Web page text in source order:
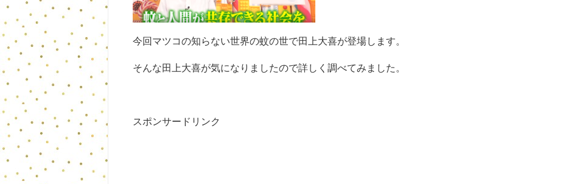
今回マツコの知らない世界の蚊の世で田上大喜が登場します。
そんな田上大喜が気になりましたので詳しく調べてみました。
スポンサードリンク